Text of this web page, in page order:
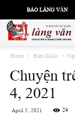
BÁO LÀNG VĂN
Home Biên Khảo
Chuyện
4, 2021
April 5, 2021 24